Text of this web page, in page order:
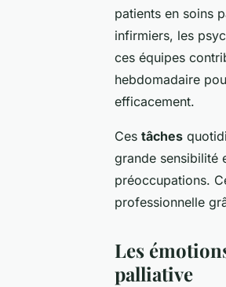
patients en soins
infirmiers, les
ces équipes
hebdomadaire
efficacement.
Ces tâches
grande sensibilité
préoccupations.
professionnelle
Les
palliative